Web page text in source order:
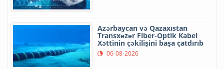
Azərbaycan və Qazaxıstan
Transxəzər Fiber-Optik Kabel
Xəttinin çəkilişini başa çatdırıb
06-08-2026